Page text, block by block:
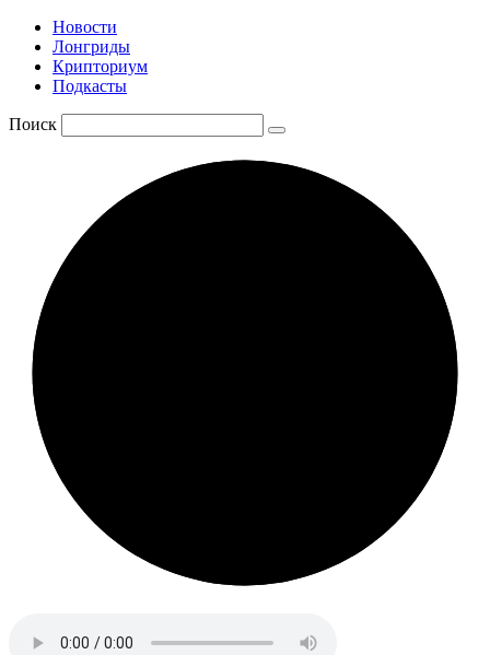
Новости
Лонгриды
Крипториум
Подкасты
Поиск